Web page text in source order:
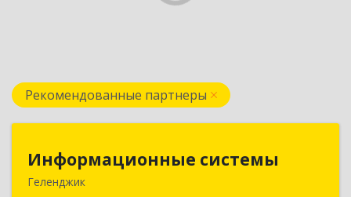
Рекомендованные партнеры
Информационные системы
Геленджик353475, Краснодарский край, Геленджик г,